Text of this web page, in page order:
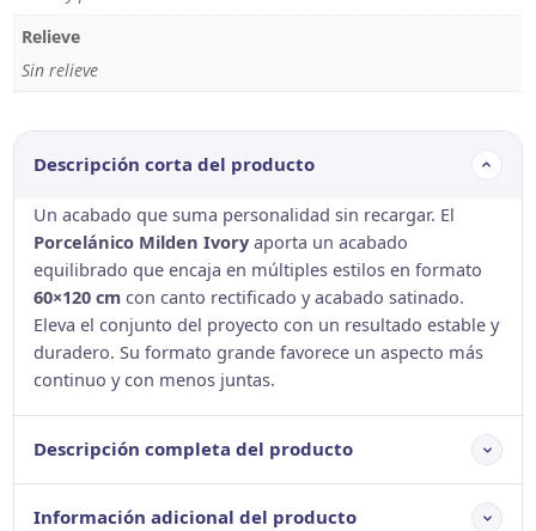
Relieve
Sin relieve
Descripción corta del producto
Un acabado que suma personalidad sin recargar. El
Porcelánico Milden Ivory aporta un acabado
equilibrado que encaja en múltiples estilos en formato
60×120 cm con canto rectificado y acabado satinado.
Eleva el conjunto del proyecto con un resultado estable y
duradero. Su formato grande favorece un aspecto más
continuo y con menos juntas.
Descripción completa del producto
Información adicional del producto